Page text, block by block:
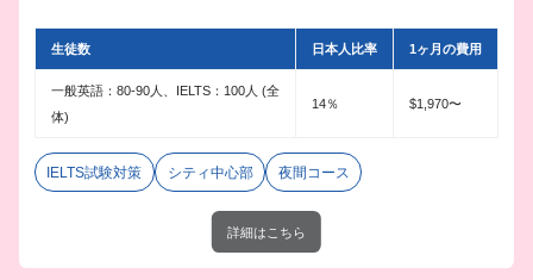
生徒数 日本人比率 1ヶ月の費用
一般英語：80-90人、IELTS：100人 (全
体)
14％ $1,970〜
IELTS試験対策 シティ中心部 夜間コース
詳細はこちら